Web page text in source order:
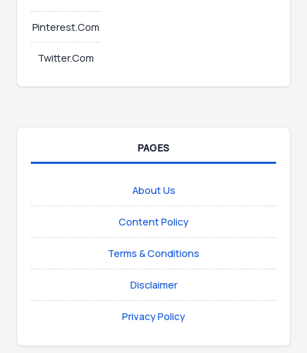
Pinterest.Com
Twitter.Com
PAGES
About Us
Content Policy
Terms & Conditions
Disclaimer
Privacy Policy